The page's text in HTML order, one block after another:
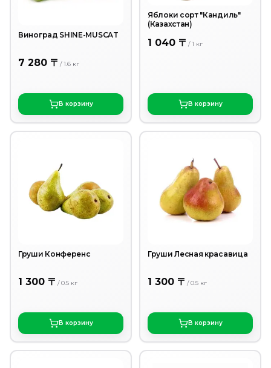
Виноград SHINE-MUSCAT
7 280 〒 /1.6 кг
В корзину
Яблоки сорт "Кандиль"
(Казахстан)
1 040 〒 /1 кг
В корзину
Груши Конференс
1 300 〒 /0.5 кг
В корзину
Груши Лесная красавица
1 300 〒 /0.5 кг
В корзину